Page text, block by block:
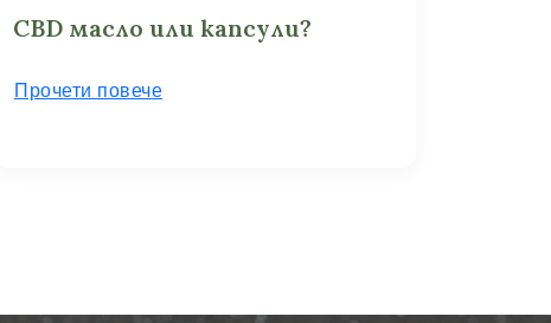
CBD масло или капсули?
Прочети повече